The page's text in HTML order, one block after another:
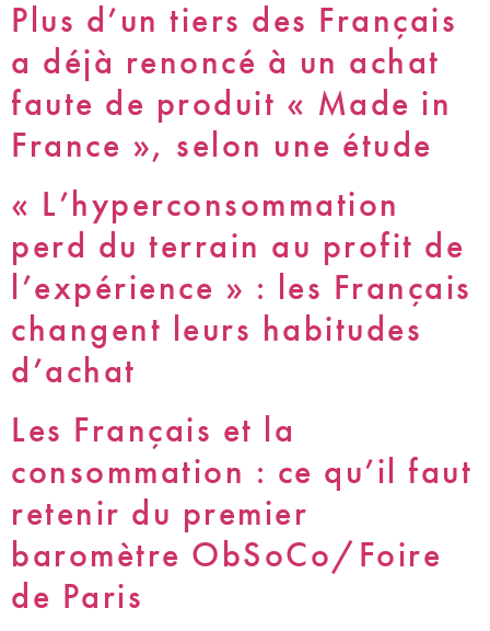
Plus d’un tiers des Français
a déjà renoncé à un achat
faute de produit « Made in
France », selon une étude
« L’hyperconsommation
perd du terrain au profit de
l’expérience » : les Français
changent leurs habitudes
d’achat
Les Français et la
consommation : ce qu’il faut
retenir du premier
baromètre ObSoCo/Foire
de Paris